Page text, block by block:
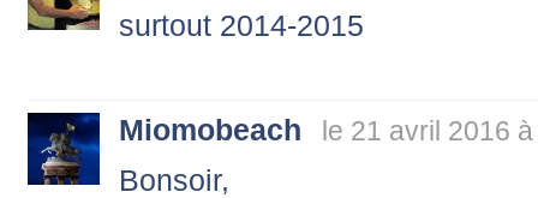
surtout 2014-2015
Miomobeach le 21 avril 2016
Bonsoir,